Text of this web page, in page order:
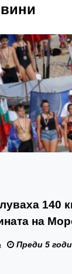
140
на
Преди 5